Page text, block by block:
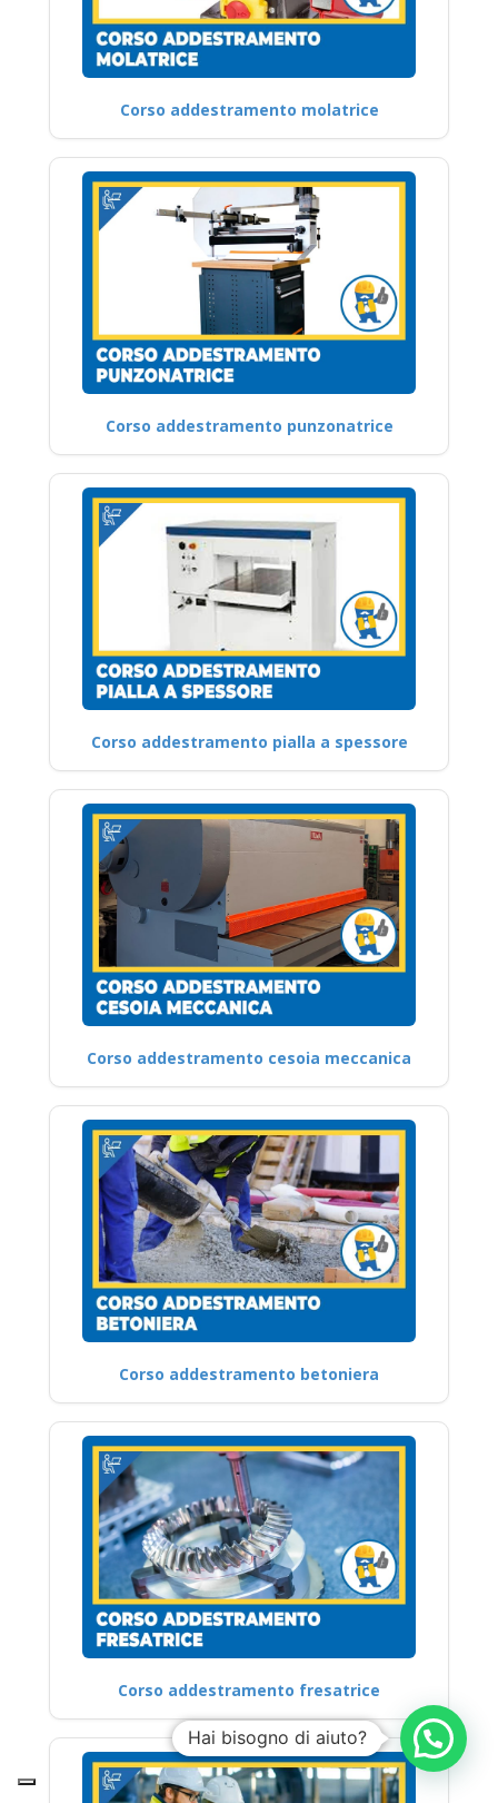
Corso addestramento molatrice
Corso addestramento punzonatrice
Corso addestramento pialla a spessore
Corso addestramento cesoia meccanica
Corso addestramento betoniera
Corso addestramento fresatrice
Hai bisogno di aiuto?